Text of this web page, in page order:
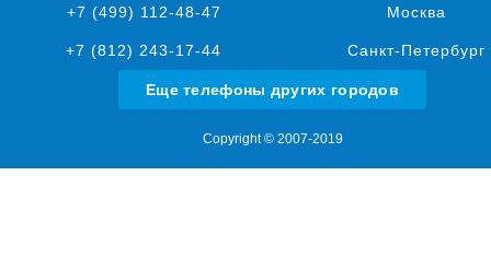
+7 (499) 112-48-47 Москва
+7 (812) 243-17-44 Санкт-Петербург
Еще телефоны других городов
Copyright © 2007-2019